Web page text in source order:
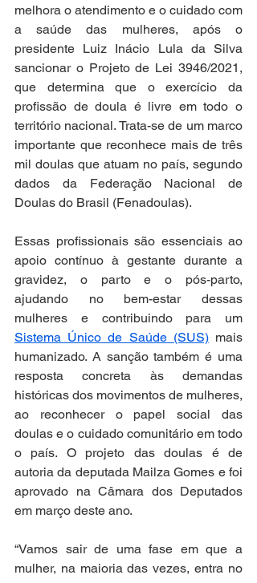
melhora o atendimento e o cuidado com
a saúde das mulheres, após o
presidente Luiz Inácio Lula da Silva
sancionar o Projeto de Lei 3946/2021,
que determina que o exercício da
profissão de doula é livre em todo o
território nacional. Trata-se de um marco
importante que reconhece mais de três
mil doulas que atuam no país, segundo
dados da Federação Nacional de
Doulas do Brasil (Fenadoulas).
Essas profissionais são essenciais ao
apoio contínuo à gestante durante a
gravidez, o parto e o pós-parto,
ajudando no bem-estar dessas
Sistema Único de Saúde (SUS) mais
humanizado. A sanção também é uma
resposta concreta às demandas
históricas dos movimentos de mulheres,
ao reconhecer o papel social das
doulas e o cuidado comunitário em todo
o país. O projeto das doulas é de
autoria da deputada Mailza Gomes e foi
aprovado na Câmara dos Deputados
em março deste ano.
“Vamos sair de uma fase em que a
mulher, na maioria das vezes, entra no